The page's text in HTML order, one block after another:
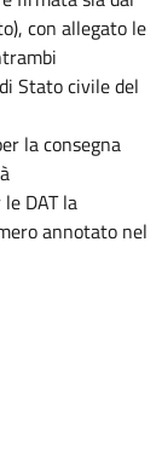
con allegato le
Stato civile del
la consegna
DAT la
annotato nel